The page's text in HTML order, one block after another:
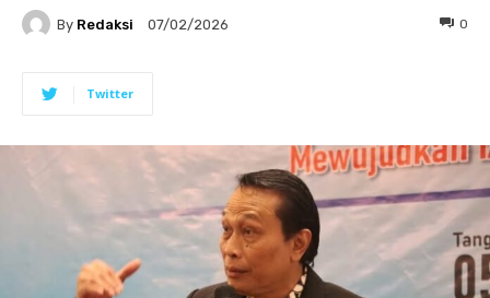
By Redaksi 07/02/2026 0
Twitter